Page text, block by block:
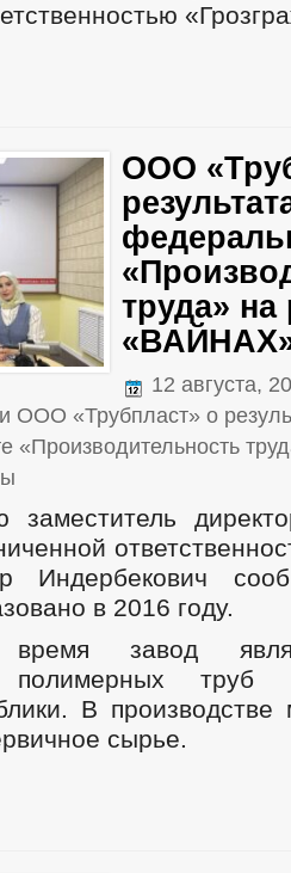
ООО
труда» на
12 августа,
ООО «Трубпласт» о
«Производительность
заместитель
Индербекович
в 2016 году.
завод
полимерных труб
В производстве
сырье.